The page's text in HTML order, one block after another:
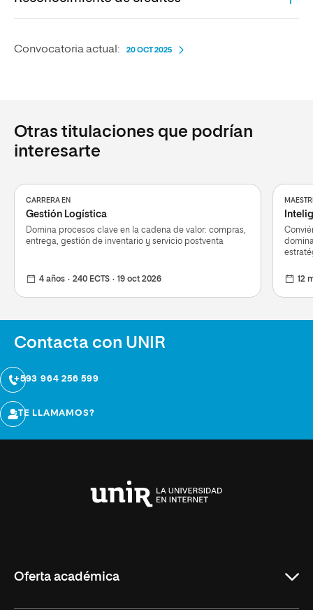
Convocatoria actual: 20 OCT 2025
Otras titulaciones que podrían
interesarte
CARRERA EN
Gestión Logística
Domina procesos clave en la cadena de valor: compras,
entrega, gestión de inventario y servicio postventa
4 años 240 ECTS 19 oct 2026 12
Contacta con UNIR
+593 964 256 599
¿TE LLAMAMOS?
Oferta académica